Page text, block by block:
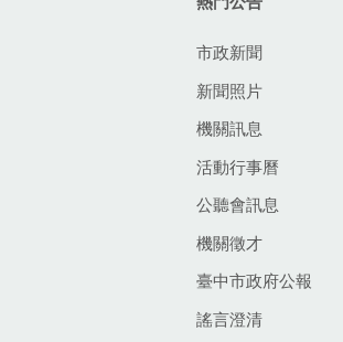
市政新聞
新聞照片
機關訊息
活動行事曆
公聽會訊息
機關徵才
臺中市政府公報
謠言澄清